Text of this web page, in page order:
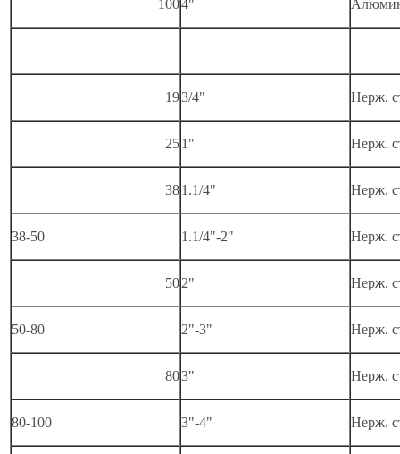
1004"
193/4" Нерж.
251" Нерж.
381.1/4" Нерж.
38-50 1.1/4"-2" Нерж.
502" Нерж.
50-80 2"-3" Нерж.
803" Нерж.
80-100 3"-4" Нерж.